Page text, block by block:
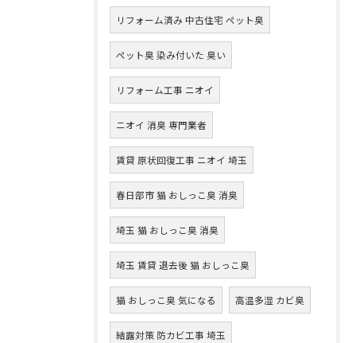
リフォーム済み 中古住宅 ペット臭
ペット臭 染み付いた 臭い
リフォーム工事 ニオイ
ニオイ 消臭 専門業者
賃貸 原状回復工事 ニオイ 埼玉
春日部市 猫 おしっこ臭 消臭
埼玉 猫 おしっこ臭 消臭
埼玉 賃貸 退去後 猫 おしっこ臭
猫 おしっこ臭 気になる 高温多湿 カビ臭
結露対策 防カビ工事 埼玉